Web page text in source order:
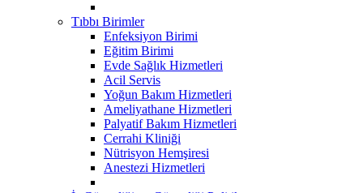
Tıbbı Birimler
Enfeksiyon Birimi
Eğitim Birimi
Evde Sağlık Hizmetleri
Acil Servis
Yoğun Bakım Hizmetleri
Ameliyathane Hizmetleri
Palyatif Bakım Hizmetleri
Cerrahi Kliniği
Nütrisyon Hemşiresi
Anestezi Hizmetleri